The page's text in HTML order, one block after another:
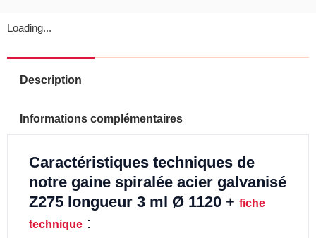
Loading...
Description
Informations complémentaires
Caractéristiques techniques de
notre gaine spiralée acier galvanisé
Z275 longueur 3 ml Ø 1120 + fiche
technique :